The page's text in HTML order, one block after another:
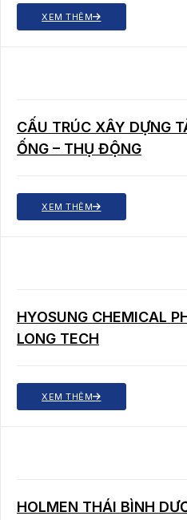
XEM THÊM
CẤU TRÚC XÂY DỰNG
ỐNG – THỤ ĐỘNG
XEM THÊM
HYOSUNG CHEMICAL
LONG TECH
XEM THÊM
HOLMEN THÁI BÌNH